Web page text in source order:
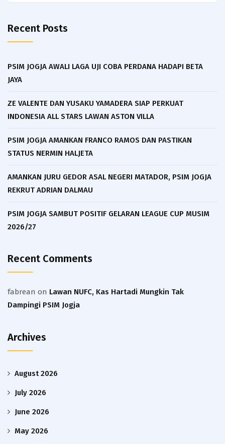
Recent Posts
PSIM JOGJA AWALI LAGA UJI COBA PERDANA HADAPI BETA
JAYA
ZE VALENTE DAN YUSAKU YAMADERA SIAP PERKUAT
INDONESIA ALL STARS LAWAN ASTON VILLA
PSIM JOGJA AMANKAN FRANCO RAMOS DAN PASTIKAN
STATUS NERMIN HALJETA
AMANKAN JURU GEDOR ASAL NEGERI MATADOR, PSIM JOGJA
REKRUT ADRIAN DALMAU
PSIM JOGJA SAMBUT POSITIF GELARAN LEAGUE CUP MUSIM
2026/27
Recent Comments
fabrean on Lawan NUFC, Kas Hartadi Mungkin Tak
Dampingi PSIM Jogja
Archives
August 2026
July 2026
June 2026
May 2026